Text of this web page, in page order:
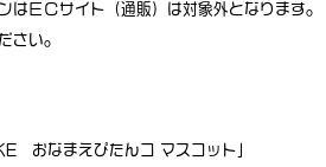
はＥＣサイト（通販）は対象外となります。
さい。
おなまえぴたんコ マスコット」